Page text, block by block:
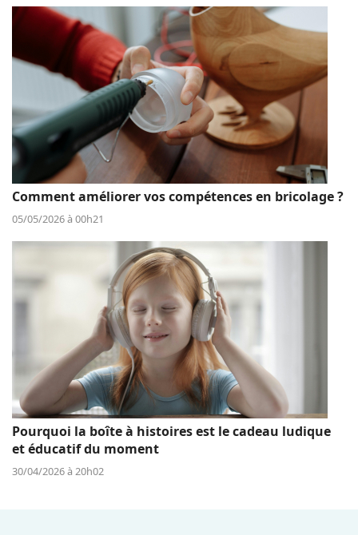
Comment améliorer vos compétences en bricolage ?
05/05/2026 à 00h21
Pourquoi la boîte à histoires est le cadeau ludique
et éducatif du moment
30/04/2026 à 20h02